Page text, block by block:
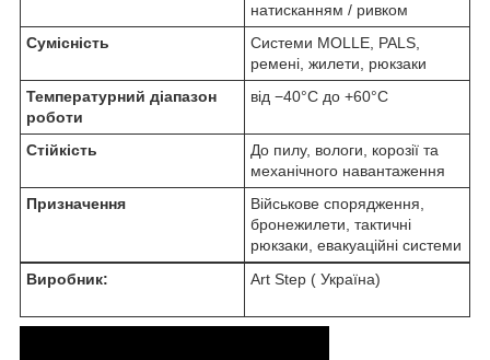
натисканням / ривком
Сумісність
Системи MOLLE, PALS,
ремені, жилети, рюкзаки
Температурний діапазон
роботи
від −40°C до +60°C
Стійкість
До пилу, вологи, корозії та
механічного навантаження
Призначення
Військове спорядження,
бронежилети, тактичні
рюкзаки, евакуаційні системи
Виробник:
Art Step ( Україна)